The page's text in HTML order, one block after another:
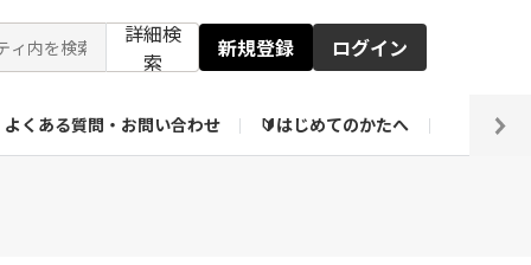
詳細検
索
新規登録 ログイン
よくある質問・お問い合わせ 🔰はじめてのかたへ 編集